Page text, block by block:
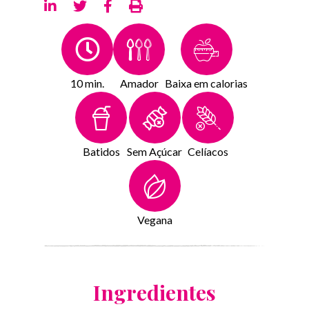
10 min. Amador Baixa em calorias
Batidos Sem Açúcar Celíacos
Vegana
Ingredientes